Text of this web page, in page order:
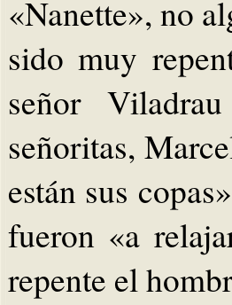
«Nanette», no
sido muy
señor
señoritas,
están sus
fueron «a
repente el